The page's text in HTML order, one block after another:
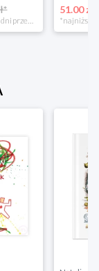
*najniższa cena z 30 dni przed obniżką
51.00 zł